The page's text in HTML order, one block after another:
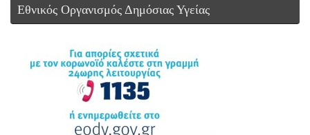
Εθνικός Οργανισμός Δημόσιας Υγείας